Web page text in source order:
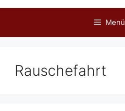
Menü
Rauschefahrt